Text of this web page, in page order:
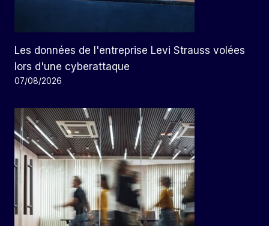
Les données de l'entreprise Levi Strauss volées
lors d'une cyberattaque
07/08/2026